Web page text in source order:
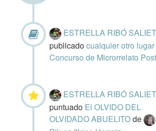
ESTRELLA RIBÓ
publicadocualquier otro
Concurso de Microrrelato
ESTRELLA RIBÓ
puntuado El OLVIDO DEL
OLVIDADO ABUELITOde